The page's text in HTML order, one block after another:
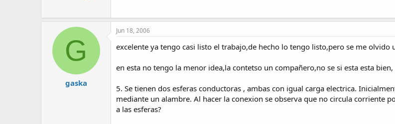
G
gaska
Jun 18, 2006
excelente ya tengo casi listo el trabajo,de hecho lo tengo listo,pero se me olvido
en esta no tengo la menor idea,la contetso un compañero,no se si esta esta bien,
5. Se tienen dos esferas conductoras , ambas con igual carga electrica.
mediante un alambre. Al hacer la conexion se observa que no circula corriente
a las esferas?